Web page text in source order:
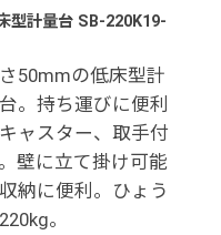
型計量台 SB-220K19-
50mmの低床型計
。持ち運びに便利
ャスター、取手付
壁に立て掛け可能
納に便利。ひょう
。